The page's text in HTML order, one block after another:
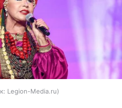
Legion-Media.ru